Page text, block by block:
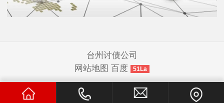
台州讨债公司
网站地图 百度 51La